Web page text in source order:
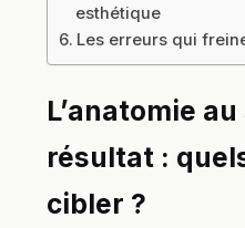
esthétique
Les erreurs qui
L’anatomie
résultat :
cibler ?